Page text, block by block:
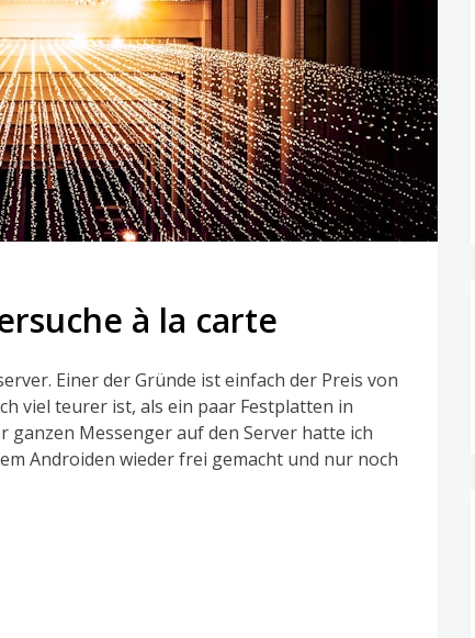
à la carte
Einer der Gründe ist einfach der Preis von
viel teurer ist, als ein paar Festplatten in
ganzen Messenger auf den Server hatte ich
Androiden wieder frei gemacht und nur noch